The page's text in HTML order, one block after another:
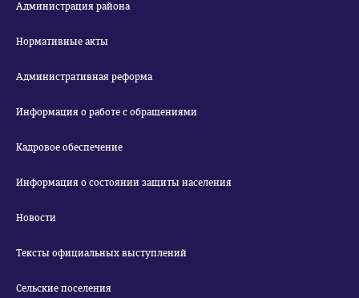
Администрация района
Нормативные акты
Административная реформа
Информация о работе с обращениями
Кадровое обеспечение
Информация о состоянии защиты населения
Новости
Тексты официальных выступлений
Сельские поселения